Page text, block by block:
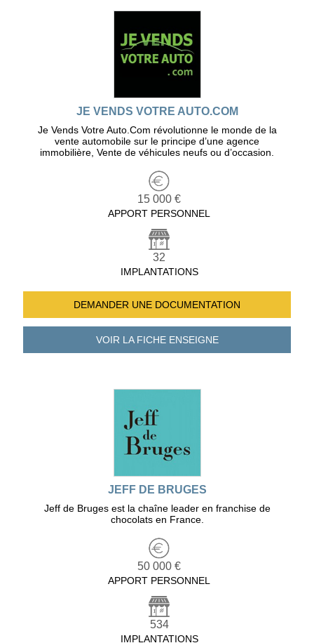
JE VENDS VOTRE AUTO.COM
Je Vends Votre Auto.Com révolutionne le monde de la
vente automobile sur le principe d’une agence
immobilière, Vente de véhicules neufs ou d’occasion.
15 000 €
APPORT PERSONNEL
32
IMPLANTATIONS
DEMANDER UNE DOCUMENTATION
VOIR LA FICHEENSEIGNE
JEFF DE BRUGES
Jeff de Bruges est la chaîne leader en franchise de
chocolats en France.
50 000 €
APPORT PERSONNEL
534
IMPLANTATIONS